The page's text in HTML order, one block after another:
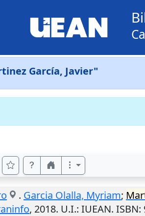
García, Javier"
. Garcia Olalla, Myriam;
, 2018. U.I.: IUEAN.